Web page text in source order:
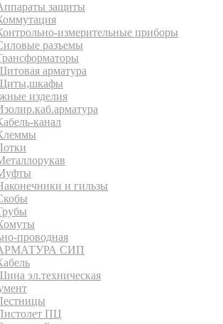
защиты
измерительные приборы
разъемы
арматура
изделия
канал
и гильзы
проводная
СИП
эл.техническая
ПЦ